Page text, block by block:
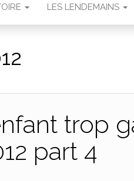
LES LENDEMAINS
trop
part 4